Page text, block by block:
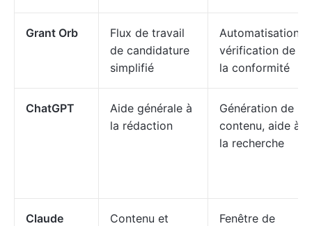
Grant Orb
Flux de travail
de candidature
simplifié
Automatisation,
vérification de
la conformité
ChatGPT
Aide générale à
la rédaction
Génération de
contenu, aide à
la recherche
Claude
Contenu et
Fenêtre de